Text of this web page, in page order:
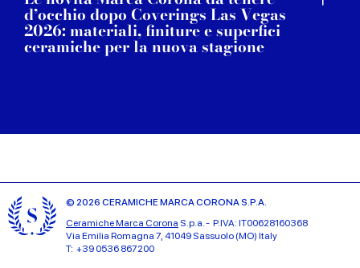
d’occhio dopo Coverings Las Vegas
2026: materiali, finiture e superfici
ceramiche per la nuova stagione
© 2026 CERAMICHE MARCA CORONA S.P.A.
Ceramiche Marca Corona S.p.a. - P.IVA: IT00628160368
Via Emilia Romagna 7, 41049 Sassuolo (MO) Italy
T: +39 0536 867200